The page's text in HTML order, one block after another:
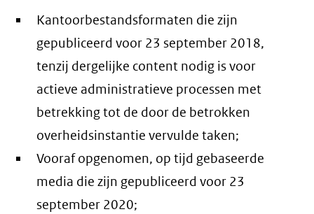
Kantoorbestandsformaten die zijn
gepubliceerd voor 23 september 2018,
tenzij dergelijke content nodig is voor
actieve administratieve processen met
betrekking tot de door de betrokken
overheidsinstantie vervulde taken;
Vooraf opgenomen, op tijd gebaseerde
media die zijn gepubliceerd voor 23
september 2020;